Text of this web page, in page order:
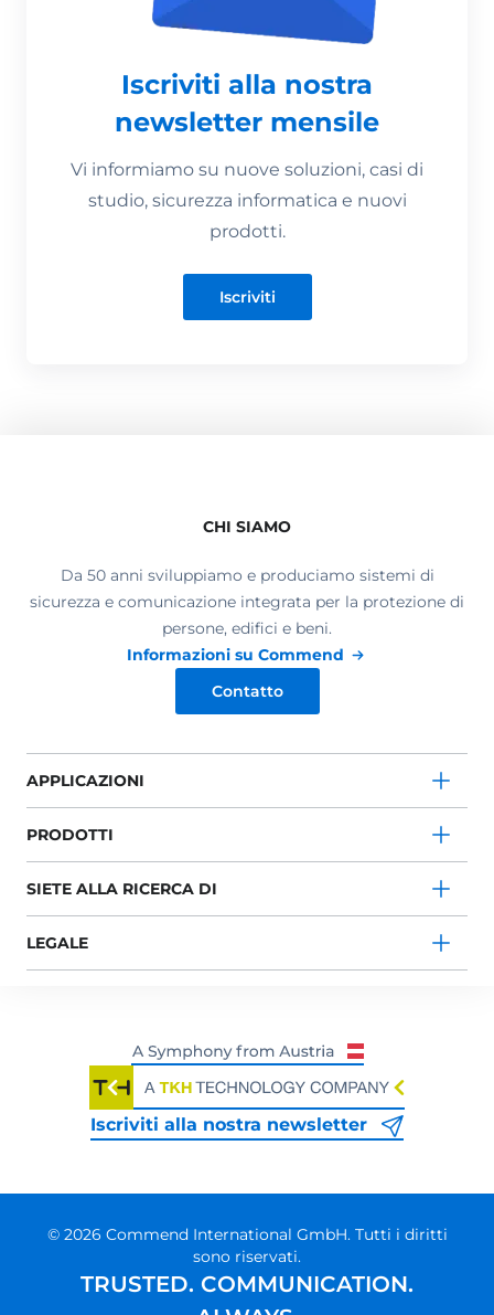
Iscriviti alla nostra
newsletter mensile
Vi informiamo su nuove soluzioni, casi di
studio, sicurezza informatica e nuovi
prodotti.
Iscriviti
CHI SIAMO
Da 50 anni sviluppiamo e produciamo sistemi di
sicurezza e comunicazione integrata per la protezione di
persone, edifici e beni.
Informazioni su Commend
Contatto
APPLICAZIONI
PRODOTTI
SIETE ALLA RICERCA DI
LEGALE
Iscriviti alla nostra newsletter
© 2026 Commend International GmbH. Tutti i diritti
sono riservati.
TRUSTED. COMMUNICATION.